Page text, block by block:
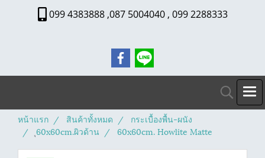
099 4383888 ,087 5004040 , 099 2288333
หน้าแรก สินค้าทั้งหมด
กระเบื้องพื้น-ผนัง
ุ60x60cm.ผิวด้าน
60x60cm. Howlite Matte